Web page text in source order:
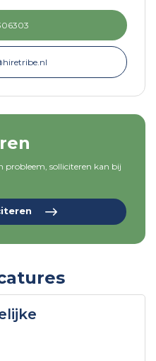
probleem, solliciteren kan bij